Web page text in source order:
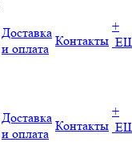
Доставка
и оплата
Контакты
+
Доставка
и оплата
Контакты
+